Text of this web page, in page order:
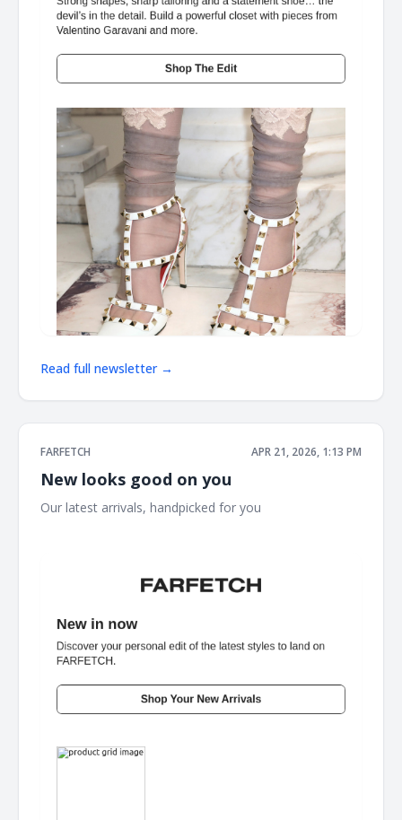
Read full newsletter →
FARFETCH APR 21, 2026, 1:13 PM
New looks good on you
Our latest arrivals,‌ handpicked for you ‌ ‌ ‌ ‌ ‌ ‌ ‌ ‌ ‌ ‌ ‌ ‌ ‌ ‌ ‌ ‌ ‌ ‌ ‌ ‌ ‌ ‌ ‌ ‌ ‌ ‌ ‌ ‌